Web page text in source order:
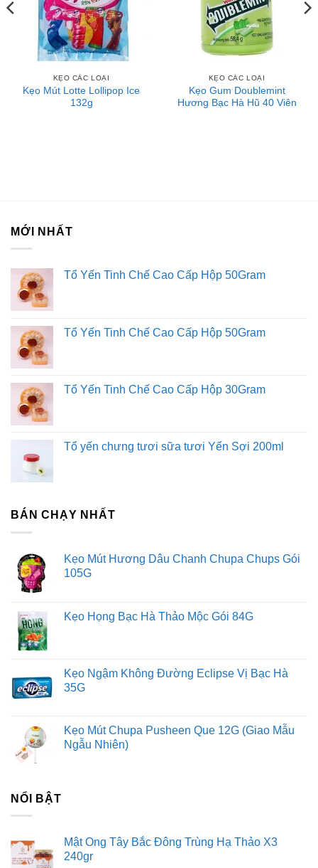
Lưu ý:
Không dùng sản phẩm khi có dấu hiệu có mùi, ẩm mốc, hết
hạn sử dụng.
Liên hệ với Sài Gòn O2O
Dịch Vụ Đăng Ký Kinh Doanh
KẸO CÁC LOẠI
Kẹo Mút Lotte Lollipop Ice
132g
KẸO CÁC LOẠI
Kẹo Gum Doublemint
Hương Bạc Hà Hũ 40 Viên
MỚI NHẤT
Tổ Yến Tinh Chế Cao Cấp Hộp 50Gram
Tổ Yến Tinh Chế Cao Cấp Hộp 50Gram
Tổ Yến Tinh Chế Cao Cấp Hộp 30Gram
Tổ yến chưng tươi sữa tươi Yến Sợi 200ml
BÁN CHẠY NHẤT
Kẹo Mút Hương Dâu Chanh Chupa Chups Gói
105G
Kẹo Họng Bạc Hà Thảo Mộc Gói 84G
Kẹo Ngậm Không Đường Eclipse Vị Bạc Hà
35G
Kẹo Mút Chupa Pusheen Que 12G (Giao Mẫu
Ngẫu Nhiên)
NỔI BẬT
Mật Ong Tây Bắc Đông Trùng Hạ Thảo X3
240gr